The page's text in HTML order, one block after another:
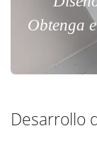
Obtenga
Desarrollo